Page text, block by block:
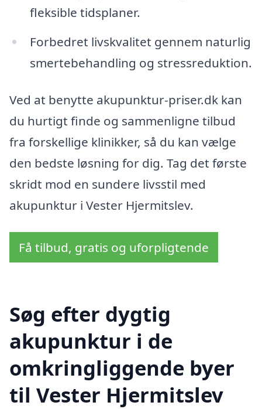
fleksible tidsplaner.
Forbedret livskvalitet gennem naturlig
smertebehandling og stressreduktion.
Ved at benytte akupunktur-priser.dk kan
du hurtigt finde og sammenligne tilbud
fra forskellige klinikker, så du kan vælge
den bedste løsning for dig. Tag det første
skridt mod en sundere livsstil med
akupunktur i Vester Hjermitslev.
Få tilbud, gratis og uforpligtende
Søg efter dygtig
akupunktur i de
omkringliggende byer
til Vester Hjermitslev